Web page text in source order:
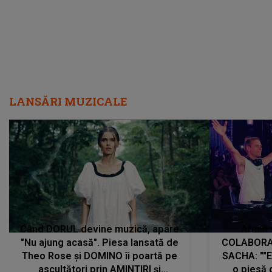
LANSĂRI MUZICALE
Când DORUL devine muzică, apare
"Nu ajung acasă". Piesa lansată de
Theo Rose și DOMINO îi poartă pe
ascultători prin AMINTIRI și
SACHA:
o piesă